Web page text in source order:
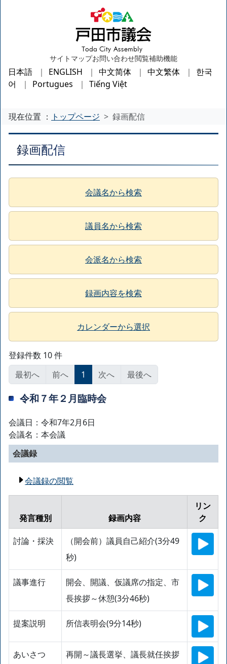
サイトマップお問い合わせ閲覧補助機能
日本語 ENGLISH 中文简体 中文繁体
한국
어
Portugues Tiếng Việt
現在位置 ： トップページ 録画配信
録画配信
会議名から検索
議員名から検索
会派名から検索
録画内容を検索
カレンダーから選択
登録件数 10 件
最初へ
前へ 1 次へ 最後へ
令和７年２月臨時会
会議日：令和7年2月6日
会議名：本会議
会議録
会議録の閲覧
発言種別 録画内容
リン
ク
討論・採決
（開会前）議員自己紹介(3分49
秒)
議事進行
開会、開議、仮議席の指定、市
長挨拶～休憩(3分46秒)
提案説明 所信表明会(9分14秒)
あいさつ
再開～議長選挙、議長就任挨拶